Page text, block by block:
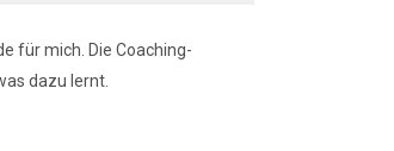
für mich. Die Coaching-
dazu lernt.